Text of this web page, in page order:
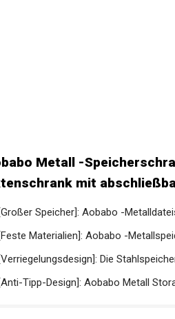
Metall -
mit
[Großer Speicher]: Aobabo -
[Feste Materialien]: Aobabo -
[Verriegelungsdesign]: Die
[Anti-Tipp-Design]: Aobabo Metall